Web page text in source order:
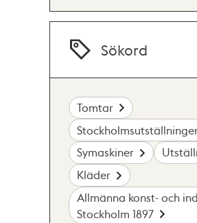
Sökord
Tomtar
Symaskiner
Kläder
Allmänna konst- och
Stockholm 1897